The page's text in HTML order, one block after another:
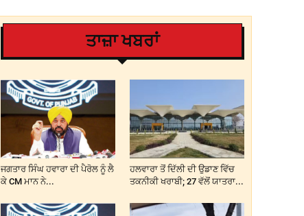
ਤਾਜ਼ਾ ਖਬਰਾਂ
ਜਗਤਾਰ ਸਿੰਘ ਹਵਾਰਾ ਦੀ ਪੈਰੋਲ ਨੂੰ ਲੈ
ਕੇ CM ਮਾਨ ਨੇ...
ਹਲਵਾਰਾ ਤੋਂ ਦਿੱਲੀ ਦੀ ਉਡਾਣ ਵਿੱਚ
ਤਕਨੀਕੀ ਖਰਾਬੀ; 27 ਵੱਲੋਂ ਯਾਤਰਾ...